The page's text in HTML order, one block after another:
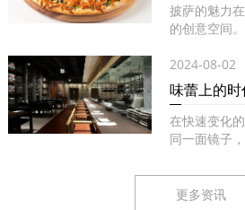
披萨的魅力
的创意空间
2024-08-02
味蕾上的
在快速变化
同一面镜子
更多资讯